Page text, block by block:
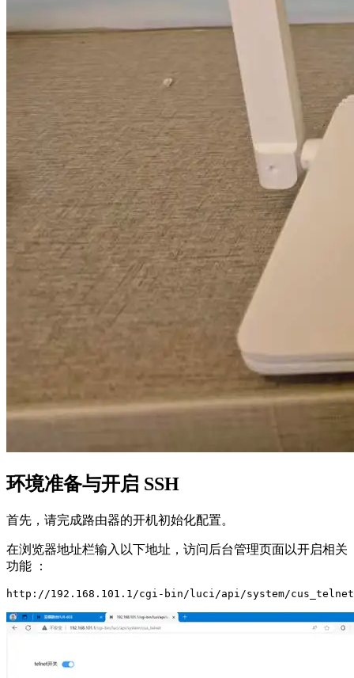
环境准备与开启 SSH
首先，请完成路由器的开机初始化配置。
在浏览器地址栏输入以下地址，访问后台管理页面以开启相关
功能 ：
http://192.168.101.1/cgi-bin/luci/api/system/cus_telnet